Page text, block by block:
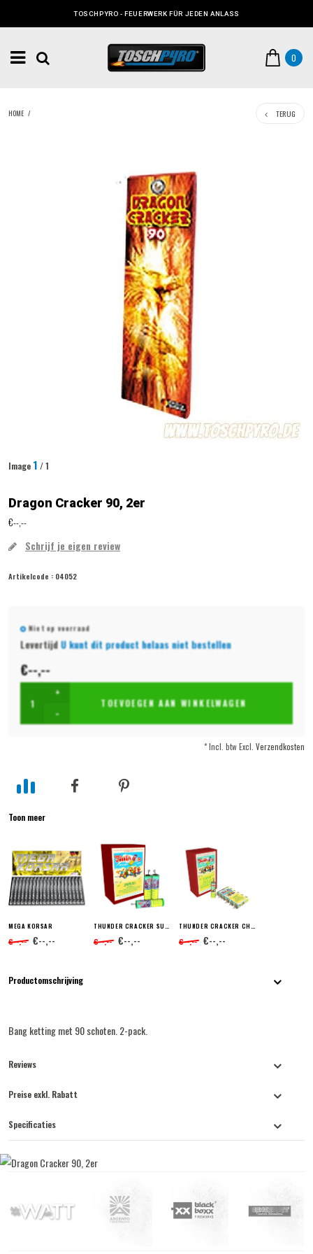
TOSCHPYRO - FEUERWERK FÜR JEDEN ANLASS
0
HOME / TERUG
Image 1 / 1
Dragon Cracker 90, 2er
€--,--
Schrijf je eigen review
Artikelcode : 04052
Niet op voorraad
LevertijdU kunt dit product helaas niet bestellen
€--,--
+
-
TOEVOEGEN AAN WINKELWAGEN
* Incl. btw Excl. Verzendkosten
Toon meer
MEGA KORSAR
€--,-- €--,-- €--,-- €--,-- €--,-- €--,--
Productomschrijving
Bang ketting met 90 schoten. 2-pack.
Reviews
Preise exkl. Rabatt
Specificaties